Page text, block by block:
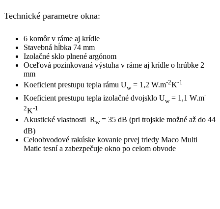
Technické parametre okna:
6 komôr v ráme aj krídle
Stavebná hĺbka 74 mm
Izolačné sklo plnené argónom
Oceľová pozinkovaná výstuha v ráme aj krídle o hrúbke 2
mm
Koeficient prestupu tepla rámu Uw = 1,2 W.m-2K-1
Koeficient prestupu tepla izolačné dvojsklo Uw = 1,1 W.m-
2K-1
Akustické vlastnosti Rw= 35 dB (pri trojskle možné až do 44
dB)
Celoobvodové rakúske kovanie prvej triedy Maco Multi
Matic tesní a zabezpečuje okno po celom obvode